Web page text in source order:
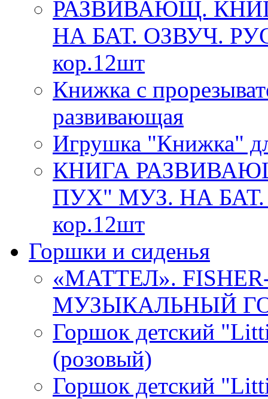
РАЗВИВАЮЩ.
НА БАТ. ОЗВУЧ.
кор.12шт
Книжка с
развивающая
Игрушка "Книжка"
КНИГА
ПУХ" МУЗ. НА
кор.12шт
Горшки и сиденья
«МАТТЕЛ».
МУЗЫКАЛЬНЫЙ
Горшок детский
(розовый)
Горшок детский